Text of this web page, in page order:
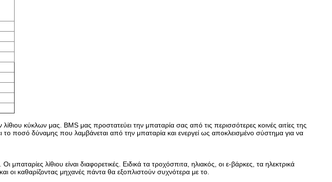
κύκλων μας. BMS μας προστατεύει την μπαταρία σας από τις περισσότερες κοινές αιτίες της
ποσό δύναμης που λαμβάνεται από την μπαταρία και ενεργεί ως αποκλεισμένο σύστημα για να
λίθιου είναι διαφορετικές. Ειδικά τα τροχόσπιτα, ηλιακός, οι ε-βάρκες, τα ηλεκτρικά
οι καθαρίζοντας μηχανές πάντα θα εξοπλιστούν συχνότερα με το.